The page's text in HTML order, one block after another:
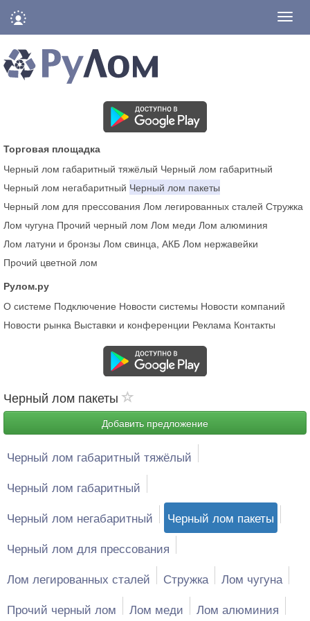
Торговая площадка
Черный лом габаритный тяжёлый Черный лом габаритный
Черный лом негабаритный Черный лом пакеты
Черный лом для прессования Лом легированных сталей Стружка
Лом чугуна Прочий черный лом Лом меди Лом алюминия
Лом латуни и бронзы Лом свинца, АКБ Лом нержавейки
Прочий цветной лом
Рулом.ру
О системе Подключение Новости системы Новости компаний
Новости рынка Выставки и конференции Реклама Контакты
Черный лом пакеты
Добавить предложение
Черный лом габаритный тяжёлый
Черный лом габаритный
Черный лом негабаритный
Черный лом пакеты
Черный лом для прессования
Лом легированных сталей
Стружка
Лом чугуна
Прочий черный лом
Лом меди Лом алюминия